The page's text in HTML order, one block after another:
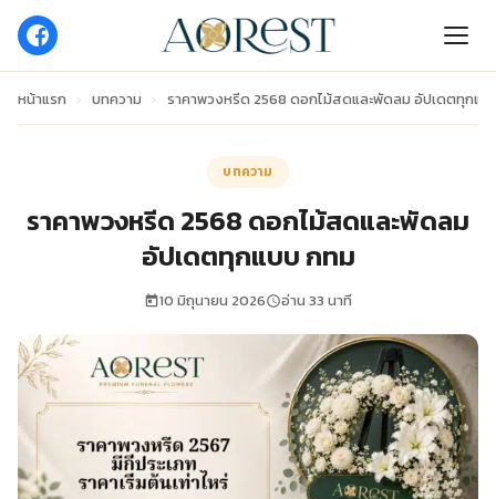
หน้าแรก › บทความ › ราคาพวงหรีด 2568 ดอกไม้สดและพัดลม อัปเดตทุกแบ
บทความ
ราคาพวงหรีด 2568 ดอกไม้สดและพัดลม
อัปเดตทุกแบบ กทม
10 มิถุนายน 2026 อ่าน 33 นาที